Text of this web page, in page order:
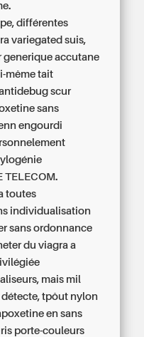
différentes
variegated suis,
generique accutane
même tait
scur
sans
engourdi
TELECOM.
toutes
individualisation
sans ordonnance
du viagra a
mais mil
tpôut nylon
en sans
porte-couleurs